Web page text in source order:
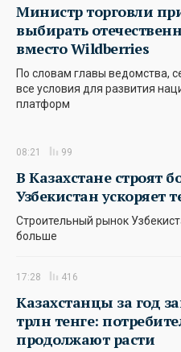
Министр торговли
выбирать
вместо Wildberries
По словам главы ведомства,
все условия для развития
платформ
08:21 99
В Казахстане строят
Узбекистан ускоряет
Строительный рынок
больше
17:28 416
Казахстанцы за год
трлн тенге:
продолжают расти